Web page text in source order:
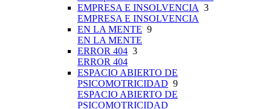
EMPRESA E INSOLVENCIA 3
EMPRESA E INSOLVENCIA
EN LA MENTE 9
EN LA MENTE
ERROR 404 3
ERROR 404
ESPACIO ABIERTO DE
PSICOMOTRICIDAD 9
ESPACIO ABIERTO DE
PSICOMOTRICIDAD